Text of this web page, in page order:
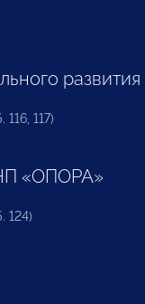
развития
116, 117)
«ОПОРА»
124)